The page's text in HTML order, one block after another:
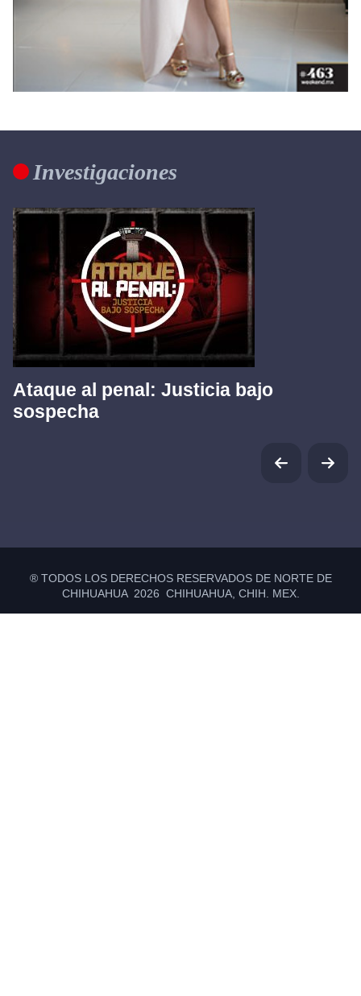
Investigaciones
Ataque al penal: Justicia bajo
sospecha
® TODOS LOS DERECHOS RESERVADOS DE NORTE DE
CHIHUAHUA 2026 CHIHUAHUA, CHIH. MEX.